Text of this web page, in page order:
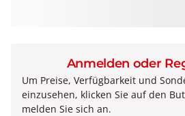
Anmelden oder
Um Preise, Verfügbarkeit und
einzusehen, klicken Sie auf den
melden Sie sich an.